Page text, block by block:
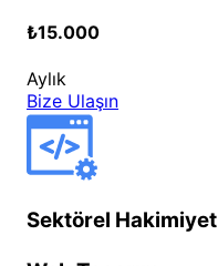
₺15.000
Aylık
Bize Ulaşın
Sektörel Hakimiyet